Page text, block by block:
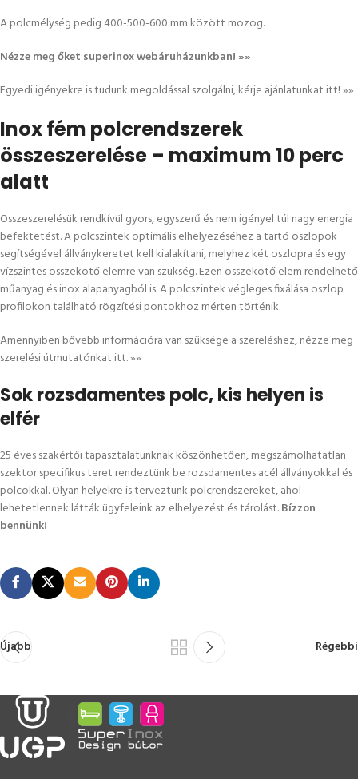
A polcmélység pedig 400-500-600 mm között mozog.
Nézze meg őket superinox webáruházunkban! »»
Egyedi igényekre is tudunk megoldással szolgálni, kérje ajánlatunkat itt!»»
Inox fém polcrendszerek
összeszerelése – maximum 10 perc
alatt
Összeszerelésük rendkívül gyors, egyszerű és nem igényel túl nagy energia
befektetést. A polcszintek optimális elhelyezéséhez a tartó oszlopok
segítségével állványkeretet kell kialakítani, melyhez két oszlopra és egy
vízszintes összekötő elemre van szükség. Ezen összekötő elem rendelhető
műanyag és inox alapanyagból is. A polcszintek végleges fixálása oszlop
profilokon található rögzítési pontokhoz mérten történik.
Amennyiben bővebb információra van szüksége a szereléshez, nézze meg
szerelési útmutatónkat itt.»»
Sok rozsdamentes polc, kis helyen is
elfér
25 éves szakértői tapasztalatunknak köszönhetően, megszámolhatatlan
szektor specifikus teret rendeztünk be rozsdamentes acél állványokkal és
polcokkal. Olyan helyekre is terveztünk polcrendszereket, ahol
lehetetlennek látták ügyfeleink az elhelyezést és tárolást.Bízzon
bennünk!
Újabb Régebbi